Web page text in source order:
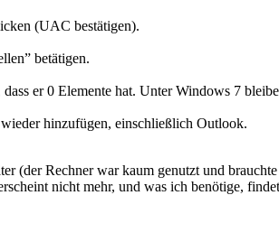
(UAC bestätigen).
betätigen.
er 0 Elemente hat. Unter Windows 7
hinzufügen, einschließlich Outlook.
(der Rechner war kaum genutzt und
nicht mehr, und was ich benötige,